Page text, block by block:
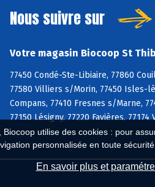
utilise des cookies : pour
personnalisée en toute
En savoir plus et
Nous suivre sur
Votre magasin Biocoop St
77450 Condé-Ste-Libiaire, 77860
77580 Villiers s/Morin, 77450 Isles-
Compans, 77410 Fresnes s/Marne,
77150 Lésigny, 77220 Favières,